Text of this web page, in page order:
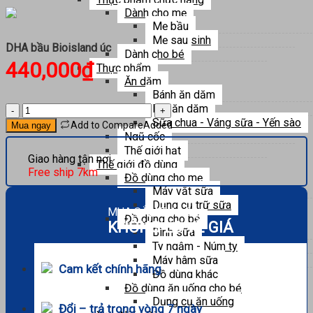
Dành cho mẹ
Mẹ bầu
Mẹ sau sinh
Dành cho bé
Thực phẩm
Ăn dặm
Bánh ăn dặm
Bột ăn dặm
Sữa chua - Váng sữa - Yến sào
Ngũ cốc
Thế giới hạt
Thế giới đồ dùng
Đồ dùng cho mẹ
Máy vắt sữa
Dụng cụ trữ sữa
Đồ dùng cho bé
Bình sữa
Ty ngậm - Núm ty
Máy hâm sữa
Đồ dùng khác
Đồ dùng ăn uống cho bé
Dụng cụ ăn uống
DHA bầu Bioisland úc
440,000₫
DHA
bầu
Bioisland
số
lượng
Mua ngay Add to CompareAdded
Giao hàng tận nơi
Free ship 7km
MUA SẮM THẢ GA
KHÔNG LO VỀ GIÁ
Cam kết chính hãng
Đổi – trả trong vòng 7 ngày